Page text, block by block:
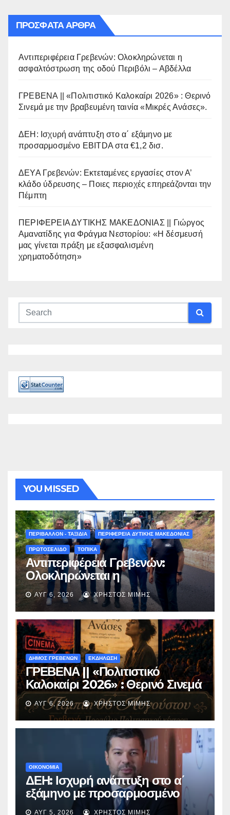
ΠΡΌΣΦΑΤΑ ΆΡΘΡΑ
Αντιπεριφέρεια Γρεβενών: Ολοκληρώνεται η
ασφαλτόστρωση της οδού Περιβόλι – Αβδέλλα
ΓΡΕΒΕΝΑ || «Πολιτιστικό Καλοκαίρι 2026» : Θερινό
Σινεμά με την βραβευμένη ταινία «Μικρές Ανάσες».
ΔΕΗ: Ισχυρή ανάπτυξη στο α΄ εξάμηνο με
προσαρμοσμένο EBITDA στα €1,2 δισ.
ΔΕΥΑ Γρεβενών: Εκτεταμένες εργασίες στον Α’
κλάδο ύδρευσης – Ποιες περιοχές επηρεάζονται την
Πέμπτη
ΠΕΡΙΦΕΡΕΙΑ ΔΥΤΙΚΗΣ ΜΑΚΕΔΟΝΙΑΣ || Γιώργος
Αμανατίδης για Φράγμα Νεστορίου: «Η δέσμευσή
μας γίνεται πράξη με εξασφαλισμένη
χρηματοδότηση»
YOU MISSED
ΠΕΡΙΒΑΛΛΟΝ - ΤΑΞΙΔΙΑ ΠΕΡΙΦΕΡΕΙΑ ΔΥΤΙΚΗΣ ΜΑΚΕΔΟΝΙΑΣ
ΠΡΩΤΟΣΕΛΙΔΟ ΤΟΠΙΚΑ
Αντιπεριφέρεια Γρεβενών:
Ολοκληρώνεται η
ασφαλτόστρωση της οδού
Περιβόλι – Αβδέλλα
ΑΥΓ 6, 2026 ΧΡΉΣΤΟΣ ΜΊΜΗΣ
ΔΗΜΟΣ ΓΡΕΒΕΝΩΝ ΕΚΔΗΛΩΣΗ
ΓΡΕΒΕΝΑ || «Πολιτιστικό
Καλοκαίρι 2026» : Θερινό Σινεμά
με την βραβευμένη ταινία
«Μικρές Ανάσες».
ΑΥΓ 6, 2026 ΧΡΉΣΤΟΣ ΜΊΜΗΣ
ΟΙΚΟΝΟΜΙΑ
ΔΕΗ: Ισχυρή ανάπτυξη στο α΄
εξάμηνο με προσαρμοσμένο
EBITDA στα €1,2 δισ.
ΑΥΓ 5, 2026 ΧΡΉΣΤΟΣ ΜΊΜΗΣ